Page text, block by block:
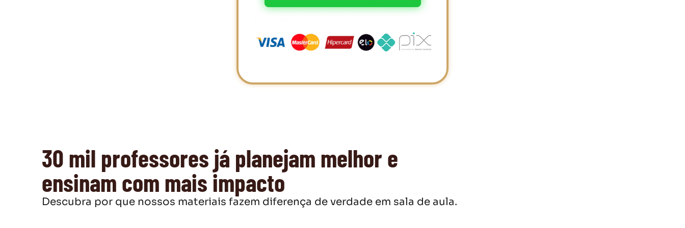
30 mil professores já planejam melhor e
ensinam com mais impacto
Descubra por que nossos materiais fazem diferença de verdade em sala de aula.